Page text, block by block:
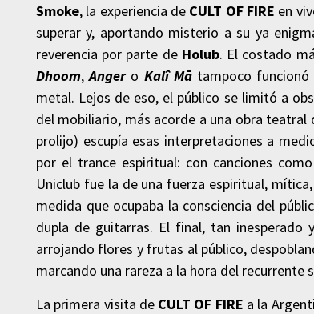
Smoke, la experiencia de CULT OF FIRE en
superar y, aportando misterio a su ya
reverencia por parte de Holub. El costado
Dhoom,Angero Kalî Mātampoco funcionó
metal. Lejos de eso, el público se limitó a
del mobiliario, más acorde a una obra
prolijo) escupía esas interpretaciones a
por el trance espiritual: con canciones como
Uniclub fue la de una fuerza espiritual,
medida que ocupaba la consciencia del
dupla de guitarras. El final, tan inesperado
arrojando flores y frutas al público,
marcando una rareza a la hora del
La primera visita de CULT OF FIRE a la